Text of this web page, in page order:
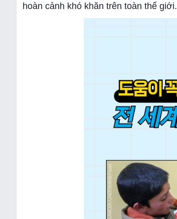
hoàn cảnh khó khăn trên toàn thế giới.